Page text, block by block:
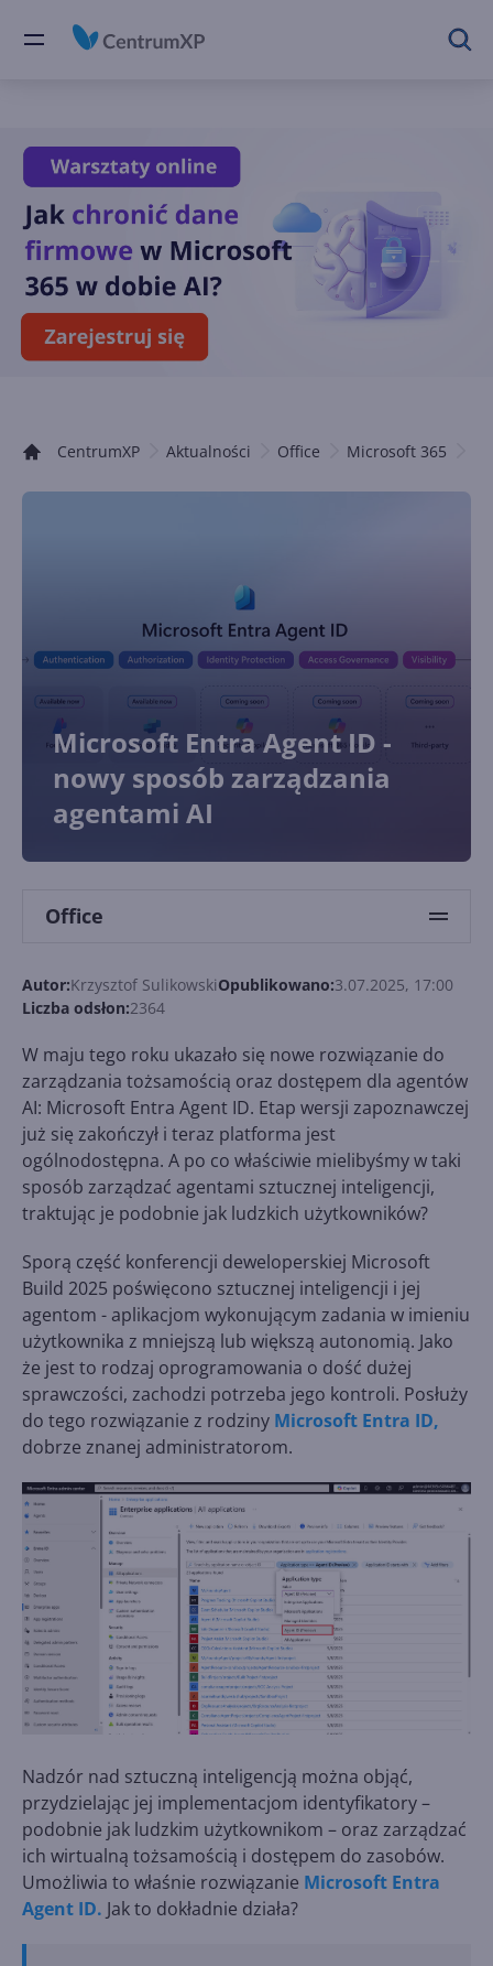
CentrumXP Aktualności Office Microsoft 365
Microsoft Entra Agent ID -
nowy sposób zarządzania
agentami AI
Office
Autor:Krzysztof SulikowskiOpublikowano:3.07.2025, 17:00
Liczba odsłon:2364
W maju tego roku ukazało się nowe rozwiązanie do
zarządzania tożsamością oraz dostępem dla agentów
AI: Microsoft Entra Agent ID. Etap wersji zapoznawczej
już się zakończył i teraz platforma jest
ogólnodostępna. A po co właściwie mielibyśmy w taki
sposób zarządzać agentami sztucznej inteligencji,
traktując je podobnie jak ludzkich użytkowników?
Sporą część konferencji deweloperskiej Microsoft
Build 2025 poświęcono sztucznej inteligencji i jej
agentom - aplikacjom wykonującym zadania w imieniu
użytkownika z mniejszą lub większą autonomią. Jako
że jest to rodzaj oprogramowania o dość dużej
sprawczości, zachodzi potrzeba jego kontroli. Posłuży
do tego rozwiązanie z rodziny Microsoft Entra ID,
dobrze znanej administratorom.
Nadzór nad sztuczną inteligencją można objąć,
przydzielając jej implementacjom identyfikatory –
podobnie jak ludzkim użytkownikom – oraz zarządzać
ich wirtualną tożsamością i dostępem do zasobów.
Umożliwia to właśnie rozwiązanie Microsoft Entra
Agent ID. Jak to dokładnie działa?